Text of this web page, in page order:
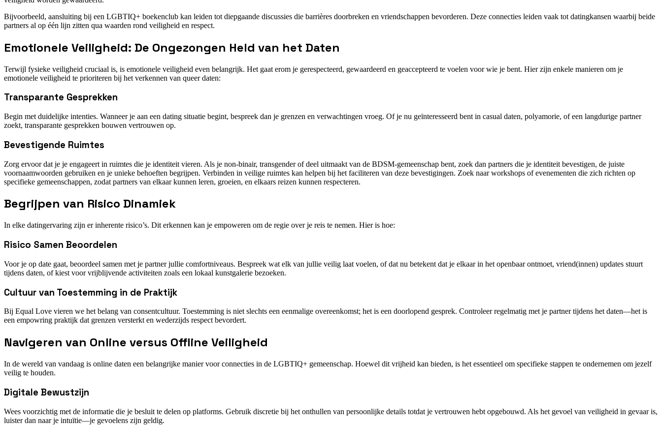
Bijvoorbeeld, aansluiting bij een LGBTIQ+ boekenclub kan leiden tot diepgaande discussies die barrières doorbreken en vriendschappen bevorderen. Deze connecties leiden vaak tot datingkansen waarbij beide
partners al op één lijn zitten qua waarden rond veiligheid en respect.
Emotionele Veiligheid: De Ongezongen Held van het Daten
Terwijl fysieke veiligheid cruciaal is, is emotionele veiligheid even belangrijk. Het gaat erom je gerespecteerd, gewaardeerd en geaccepteerd te voelen voor wie je bent. Hier zijn enkele manieren om je
emotionele veiligheid te prioriteren bij het verkennen van queer daten:
Transparante Gesprekken
Begin met duidelijke intenties. Wanneer je aan een dating situatie begint, bespreek dan je grenzen en verwachtingen vroeg. Of je nu geïnteresseerd bent in casual daten, polyamorie, of een langdurige partner
zoekt, transparante gesprekken bouwen vertrouwen op.
Bevestigende Ruimtes
Zorg ervoor dat je je engageert in ruimtes die je identiteit vieren. Als je non-binair, transgender of deel uitmaakt van de BDSM-gemeenschap bent, zoek dan partners die je identiteit bevestigen, de juiste
voornaamwoorden gebruiken en je unieke behoeften begrijpen. Verbinden in veilige ruimtes kan helpen bij het faciliteren van deze bevestigingen. Zoek naar workshops of evenementen die zich richten op
specifieke gemeenschappen, zodat partners van elkaar kunnen leren, groeien, en elkaars reizen kunnen respecteren.
Begrijpen van Risico Dinamiek
In elke datingervaring zijn er inherente risico’s. Dit erkennen kan je empoweren om de regie over je reis te nemen. Hier is hoe:
Risico Samen Beoordelen
Voor je op date gaat, beoordeel samen met je partner jullie comfortniveaus. Bespreek wat elk van jullie veilig laat voelen, of dat nu betekent dat je elkaar in het openbaar ontmoet, vriend(innen) updates stuurt
tijdens daten, of kiest voor vrijblijvende activiteiten zoals een lokaal kunstgalerie bezoeken.
Cultuur van Toestemming in de Praktijk
Bij Equal Love vieren we het belang van consentcultuur. Toestemming is niet slechts een eenmalige overeenkomst; het is een doorlopend gesprek. Controleer regelmatig met je partner tijdens het daten—het is
een empowring praktijk dat grenzen versterkt en wederzijds respect bevordert.
Navigeren van Online versus Offline Veiligheid
In de wereld van vandaag is online daten een belangrijke manier voor connecties in de LGBTIQ+ gemeenschap. Hoewel dit vrijheid kan bieden, is het essentieel om specifieke stappen te ondernemen om jezelf
veilig te houden.
Digitale Bewustzijn
Wees voorzichtig met de informatie die je besluit te delen op platforms. Gebruik discretie bij het onthullen van persoonlijke details totdat je vertrouwen hebt opgebouwd. Als het gevoel van veiligheid in gevaar is,
luister dan naar je intuïtie—je gevoelens zijn geldig.